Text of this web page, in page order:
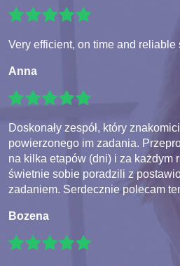
Very efficient, on time and reliable
Anna
Doskonały zespół, który
powierzonego im zadania.
na kilka etapów (dni) i za każdym
świetnie sobie poradzili z
zadaniem. Serdecznie polecam
Bozena